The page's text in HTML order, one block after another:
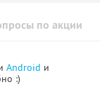
по акции
Android и
:)